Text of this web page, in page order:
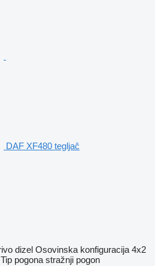
DAF XF480 tegljač
dizel Osovinska konfiguracija 4x2
Tip pogona stražnji pogon